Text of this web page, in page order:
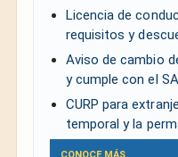
Licencia de
requisitos y
Aviso de cambio
y cumple con el
CURP para
temporal y la